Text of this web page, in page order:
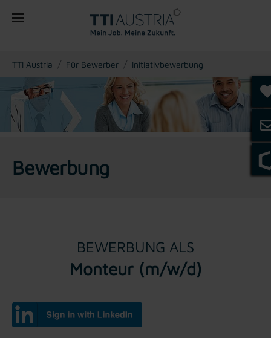
You are here:
TTI Austria Für Bewerber Initiativbewerbung
Bewerbung
BEWERBUNG ALS
Monteur (m/w/d)